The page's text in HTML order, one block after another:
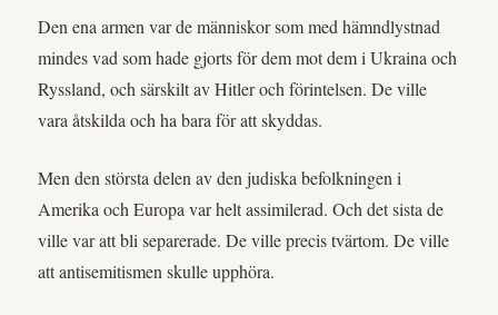
Den ena armen var de människor som med hämndlystnad
mindes vad som hade gjorts för dem mot dem i Ukraina och
Ryssland, och särskilt av Hitler och förintelsen. De ville
vara åtskilda och ha bara för att skyddas.
Men den största delen av den judiska befolkningen i
Amerika och Europa var helt assimilerad. Och det sista de
ville var att bli separerade. De ville precis tvärtom. De ville
att antisemitismen skulle upphöra.